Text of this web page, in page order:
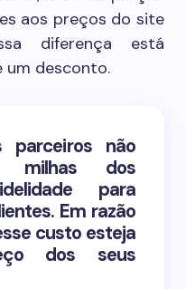
aos preços do site
diferença está
um desconto.
parceiros não
milhas dos
para
Em razão
custo esteja
dos seus